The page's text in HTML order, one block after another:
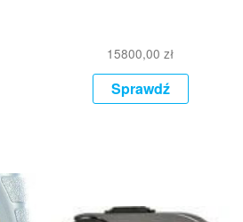
15800,00zł
Sprawdź